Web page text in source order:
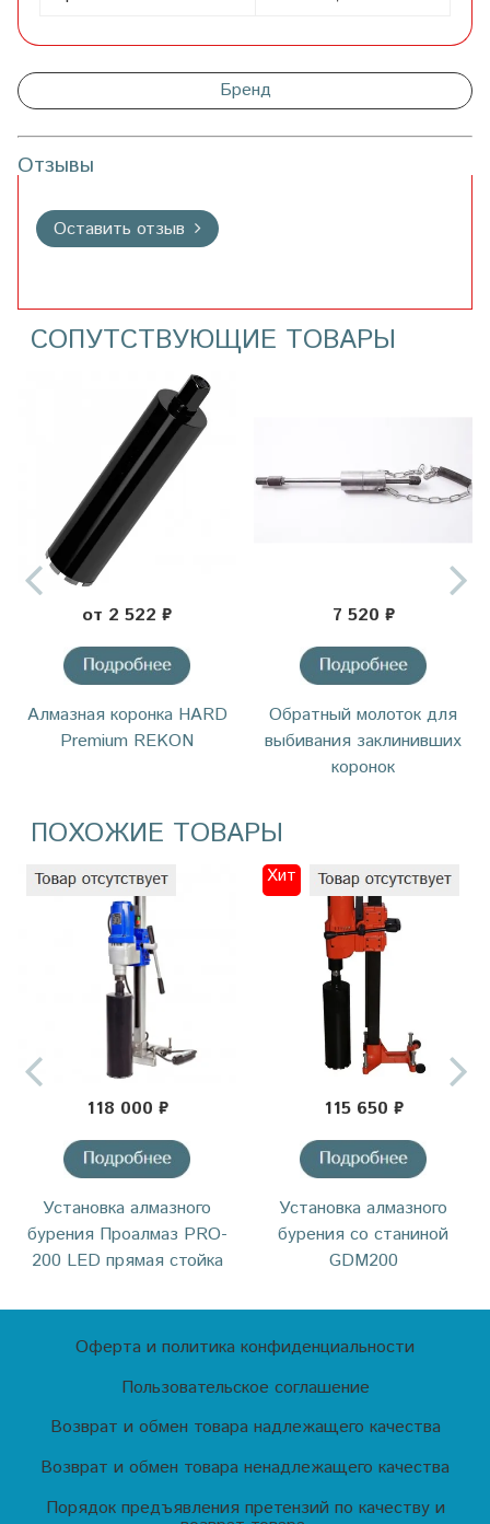
Бренд
Отзывы
Оставить отзыв
СОПУТСТВУЮЩИЕ ТОВАРЫ
от 2 522 ₽
Алмазная коронка HARD
Premium REKON
7 520 ₽
Обратный молоток для
выбивания заклинивших
коронок
ПОХОЖИЕ ТОВАРЫ
118 000 ₽
Установка алмазного
бурения Проалмаз PRO-
200 LED прямая стойка
Хит
115 650 ₽
Установка алмазного
бурения со станиной
GDM200
Оферта и политика конфиденциальности
Пользовательское соглашение
Возврат и обмен товара надлежащего качества
Возврат и обмен товара ненадлежащего качества
Порядок предъявления претензий по качеству и